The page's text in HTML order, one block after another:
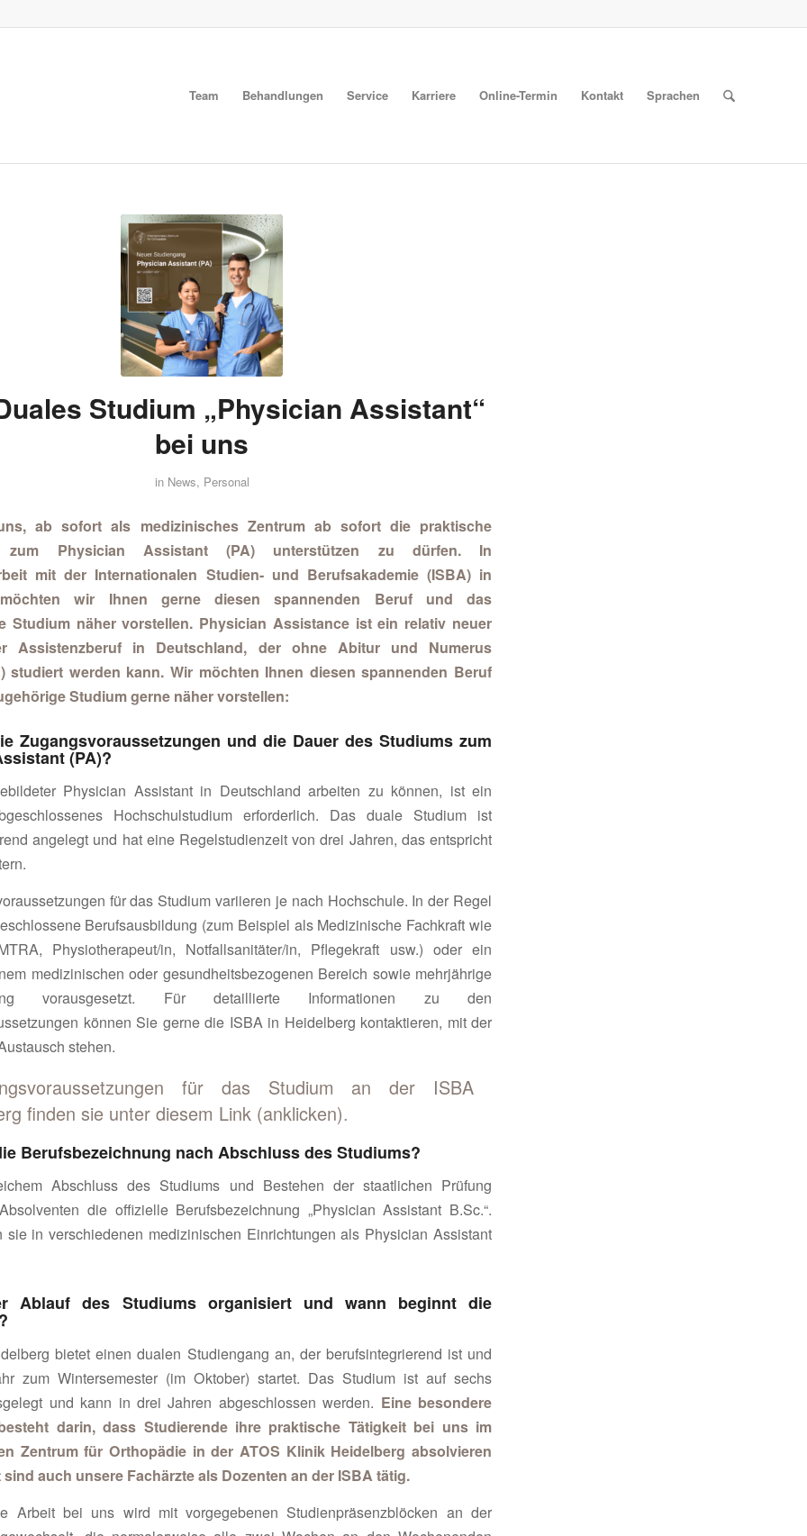
Team Behandlungen Service Karriere Online-Termin Kontakt Sprachen
Studium „Physician Assistant“
bei uns
in News, Personal
ab sofort als medizinisches Zentrum ab sofort die praktische
zum Physician Assistant (PA) unterstützen zu dürfen. In
mit der Internationalen Studien- und Berufsakademie (ISBA) in
möchten wir Ihnen gerne diesen spannenden Beruf und das
Studium näher vorstellen. Physician Assistance ist ein relativ neuer
Assistenzberuf in Deutschland, der ohne Abitur und Numerus
studiert werden kann. Wir möchten Ihnen diesen spannenden Beruf
Studium gerne näher vorstellen:
Zugangsvoraussetzungen und die Dauer des Studiums zum
(PA)?
Physician Assistant in Deutschland arbeiten zu können, ist ein
Hochschulstudium erforderlich. Das duale Studium ist
angelegt und hat eine Regelstudienzeit von drei Jahren, das entspricht
für das Studium variieren je nach Hochschule. In der Regel
Berufsausbildung (zum Beispiel als Medizinische Fachkraft wie
Physiotherapeut/in, Notfallsanitäter/in, Pflegekraft usw.) oder ein
medizinischen oder gesundheitsbezogenen Bereich sowie mehrjährige
vorausgesetzt. Für detaillierte Informationen zu den
können Sie gerne die ISBA in Heidelberg kontaktieren, mit der
stehen.
für das Studium an der ISBA
finden sie unter diesem Link (anklicken).
Berufsbezeichnung nach Abschluss des Studiums?
Abschluss des Studiums und Bestehen der staatlichen Prüfung
die offizielle Berufsbezeichnung „Physician Assistant B.Sc.“.
sie in verschiedenen medizinischen Einrichtungen als Physician Assistant
Ablauf des Studiums organisiert und wann beginnt die
bietet einen dualen Studiengang an, der berufsintegrierend ist und
zum Wintersemester (im Oktober) startet. Das Studium ist auf sechs
und kann in drei Jahren abgeschlossen werden. Eine besondere
darin, dass Studierende ihre praktische Tätigkeit bei uns im
Zentrum für Orthopädie in der ATOS Klinik Heidelberg absolvieren
auch unsere Fachärzte als Dozenten an der ISBA tätig.
Arbeit bei uns wird mit vorgegebenen Studienpräsenzblöcken an der